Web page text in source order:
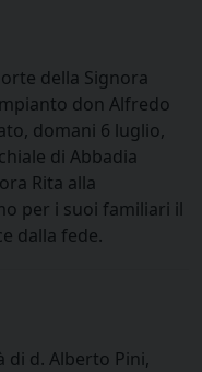
della Signora
don Alfredo
domani 6 luglio,
di Abbadia
Rita alla
per i suoi familiari il
dalla fede.
di d. Alberto Pini,